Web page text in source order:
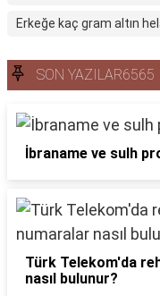
Erkeğe kaç gram altın
SON YAZILAR6565
İbraname ve sulh
Türk Telekom'da
nasıl bulunur?